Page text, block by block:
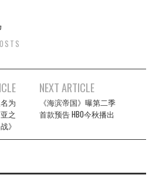
为
之
战》
NEXT ARTICLE
《海滨帝国》曝第二季
首款预告 HBO今秋播出